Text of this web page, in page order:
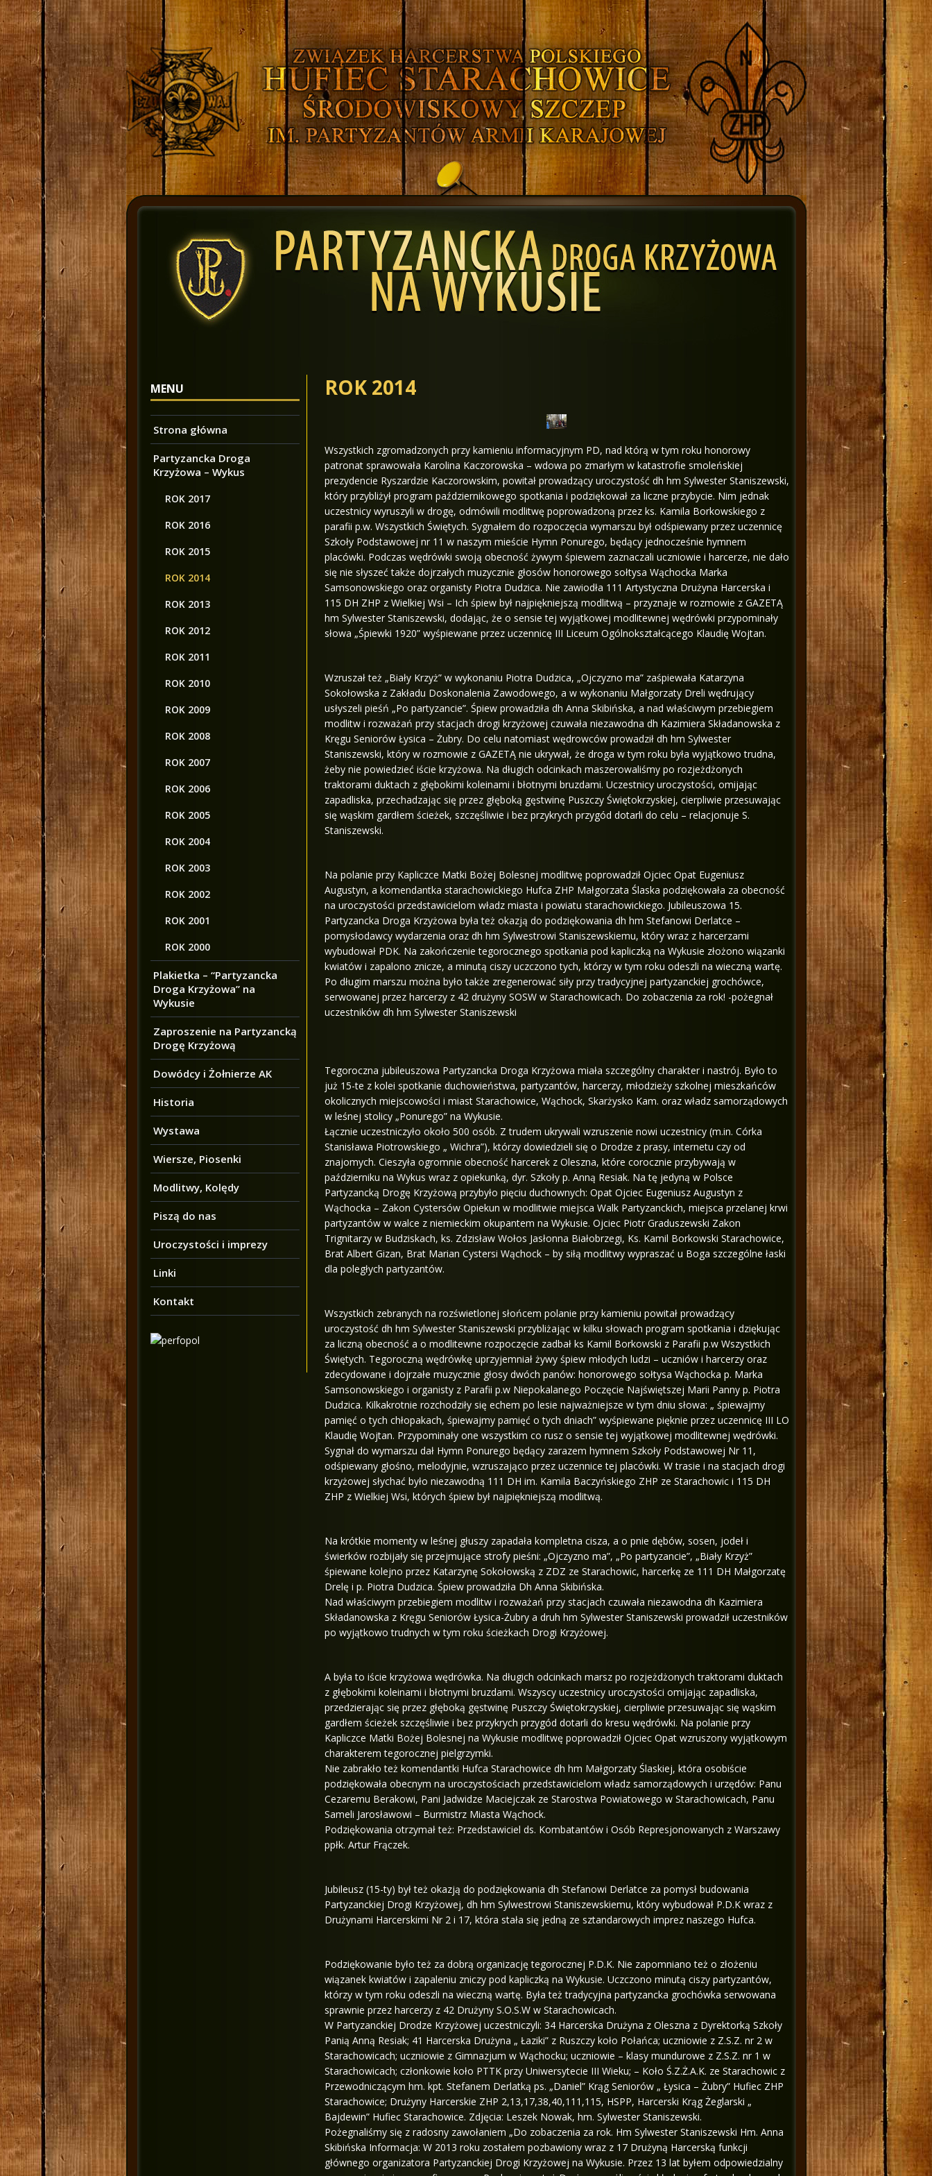
ROK 2014
Wszystkich zgromadzonych przy kamieniu informacyjnym PD, nad którą w tym roku honorowy
patronat sprawowała Karolina Kaczorowska – wdowa po zmarłym w katastrofie smoleńskiej
prezydencie Ryszardzie Kaczorowskim, powitał prowadzący uroczystość dh hm Sylwester Staniszewski,
który przybliżył program październikowego spotkania i podziękował za liczne przybycie. Nim jednak
uczestnicy wyruszyli w drogę, odmówili modlitwę poprowadzoną przez ks. Kamila Borkowskiego z
parafii p.w. Wszystkich Świętych. Sygnałem do rozpoczęcia wymarszu był odśpiewany przez uczennicę
Szkoły Podstawowej nr 11 w naszym mieście Hymn Ponurego, będący jednocześnie hymnem
placówki. Podczas wędrówki swoją obecność żywym śpiewem zaznaczali uczniowie i harcerze, nie dało
się nie słyszeć także dojrzałych muzycznie głosów honorowego sołtysa Wąchocka Marka
Samsonowskiego oraz organisty Piotra Dudzica. Nie zawiodła 111 Artystyczna Drużyna Harcerska i
115 DH ZHP z Wielkiej Wsi – Ich śpiew był najpiękniejszą modlitwą – przyznaje w rozmowie z GAZETĄ
hm Sylwester Staniszewski, dodając, że o sensie tej wyjątkowej modlitewnej wędrówki przypominały
słowa „Śpiewki 1920” wyśpiewane przez uczennicę III Liceum Ogólnokształcącego Klaudię Wojtan.
Wzruszał też „Biały Krzyż” w wykonaniu Piotra Dudzica, „Ojczyzno ma” zaśpiewała Katarzyna
Sokołowska z Zakładu Doskonalenia Zawodowego, a w wykonaniu Małgorzaty Dreli wędrujący
usłyszeli pieśń „Po partyzancie”. Śpiew prowadziła dh Anna Skibińska, a nad właściwym przebiegiem
modlitw i rozważań przy stacjach drogi krzyżowej czuwała niezawodna dh Kazimiera Składanowska z
Kręgu Seniorów Łysica – Żubry. Do celu natomiast wędrowców prowadził dh hm Sylwester
Staniszewski, który w rozmowie z GAZETĄ nie ukrywał, że droga w tym roku była wyjątkowo trudna,
żeby nie powiedzieć iście krzyżowa. Na długich odcinkach maszerowaliśmy po rozjeżdżonych
traktorami duktach z głębokimi koleinami i błotnymi bruzdami. Uczestnicy uroczystości, omijając
zapadliska, przechadzając się przez głęboką gęstwinę Puszczy Świętokrzyskiej, cierpliwie przesuwając
się wąskim gardłem ścieżek, szczęśliwie i bez przykrych przygód dotarli do celu – relacjonuje S.
Staniszewski.
Na polanie przy Kapliczce Matki Bożej Bolesnej modlitwę poprowadził Ojciec Opat Eugeniusz
Augustyn, a komendantka starachowickiego Hufca ZHP Małgorzata Ślaska podziękowała za obecność
na uroczystości przedstawicielom władz miasta i powiatu starachowickiego. Jubileuszowa 15.
Partyzancka Droga Krzyżowa była też okazją do podziękowania dh hm Stefanowi Derlatce –
pomysłodawcy wydarzenia oraz dh hm Sylwestrowi Staniszewskiemu, który wraz z harcerzami
wybudował PDK. Na zakończenie tegorocznego spotkania pod kapliczką na Wykusie złożono wiązanki
kwiatów i zapalono znicze, a minutą ciszy uczczono tych, którzy w tym roku odeszli na wieczną wartę.
Po długim marszu można było także zregenerować siły przy tradycyjnej partyzanckiej grochówce,
serwowanej przez harcerzy z 42 drużyny SOSW w Starachowicach. Do zobaczenia za rok! -pożegnał
uczestników dh hm Sylwester Staniszewski
Tegoroczna jubileuszowa Partyzancka Droga Krzyżowa miała szczególny charakter i nastrój. Było to
już 15-te z kolei spotkanie duchowieństwa, partyzantów, harcerzy, młodzieży szkolnej mieszkańców
okolicznych miejscowości i miast Starachowice, Wąchock, Skarżysko Kam. oraz władz samorządowych
w leśnej stolicy „Ponurego” na Wykusie.
Łącznie uczestniczyło około 500 osób. Z trudem ukrywali wzruszenie nowi uczestnicy (m.in. Córka
Stanisława Piotrowskiego „ Wichra”), którzy dowiedzieli się o Drodze z prasy, internetu czy od
znajomych. Cieszyła ogromnie obecność harcerek z Oleszna, które corocznie przybywają w
październiku na Wykus wraz z opiekunką, dyr. Szkoły p. Anną Resiak. Na tę jedyną w Polsce
Partyzancką Drogę Krzyżową przybyło pięciu duchownych: Opat Ojciec Eugeniusz Augustyn z
Wąchocka – Zakon Cystersów Opiekun w modlitwie miejsca Walk Partyzanckich, miejsca przelanej krwi
partyzantów w walce z niemieckim okupantem na Wykusie. Ojciec Piotr Graduszewski Zakon
Trignitarzy w Budziskach, ks. Zdzisław Wołos Jasłonna Białobrzegi, Ks. Kamil Borkowski Starachowice,
Brat Albert Gizan, Brat Marian Cystersi Wąchock – by siłą modlitwy wypraszać u Boga szczególne łaski
dla poległych partyzantów.
Wszystkich zebranych na rozświetlonej słońcem polanie przy kamieniu powitał prowadzący
uroczystość dh hm Sylwester Staniszewski przybliżając w kilku słowach program spotkania i dziękując
za liczną obecność a o modlitewne rozpoczęcie zadbał ks Kamil Borkowski z Parafii p.w Wszystkich
Świętych. Tegoroczną wędrówkę uprzyjemniał żywy śpiew młodych ludzi – uczniów i harcerzy oraz
zdecydowane i dojrzałe muzycznie głosy dwóch panów: honorowego sołtysa Wąchocka p. Marka
Samsonowskiego i organisty z Parafii p.w Niepokalanego Poczęcie Najświętszej Marii Panny p. Piotra
Dudzica. Kilkakrotnie rozchodziły się echem po lesie najważniejsze w tym dniu słowa: „ śpiewajmy
pamięć o tych chłopakach, śpiewajmy pamięć o tych dniach” wyśpiewane pięknie przez uczennicę III LO
Klaudię Wojtan. Przypominały one wszystkim co rusz o sensie tej wyjątkowej modlitewnej wędrówki.
Sygnał do wymarszu dał Hymn Ponurego będący zarazem hymnem Szkoły Podstawowej Nr 11,
odśpiewany głośno, melodyjnie, wzruszająco przez uczennice tej placówki. W trasie i na stacjach drogi
krzyżowej słychać było niezawodną 111 DH im. Kamila Baczyńskiego ZHP ze Starachowic i 115 DH
ZHP z Wielkiej Wsi, których śpiew był najpiękniejszą modlitwą.
Na krótkie momenty w leśnej głuszy zapadała kompletna cisza, a o pnie dębów, sosen, jodeł i
świerków rozbijały się przejmujące strofy pieśni: „Ojczyzno ma”, „Po partyzancie”, „Biały Krzyż”
śpiewane kolejno przez Katarzynę Sokołowską z ZDZ ze Starachowic, harcerkę ze 111 DH Małgorzatę
Drelę i p. Piotra Dudzica. Śpiew prowadziła Dh Anna Skibińska.
Nad właściwym przebiegiem modlitw i rozważań przy stacjach czuwała niezawodna dh Kazimiera
Składanowska z Kręgu Seniorów Łysica-Żubry a druh hm Sylwester Staniszewski prowadził uczestników
po wyjątkowo trudnych w tym roku ścieżkach Drogi Krzyżowej.
A była to iście krzyżowa wędrówka. Na długich odcinkach marsz po rozjeżdżonych traktorami duktach
z głębokimi koleinami i błotnymi bruzdami. Wszyscy uczestnicy uroczystości omijając zapadliska,
przedzierając się przez głęboką gęstwinę Puszczy Świętokrzyskiej, cierpliwie przesuwając się wąskim
gardłem ścieżek szczęśliwie i bez przykrych przygód dotarli do kresu wędrówki. Na polanie przy
Kapliczce Matki Bożej Bolesnej na Wykusie modlitwę poprowadził Ojciec Opat wzruszony wyjątkowym
charakterem tegorocznej pielgrzymki.
Nie zabrakło też komendantki Hufca Starachowice dh hm Małgorzaty Ślaskiej, która osobiście
podziękowała obecnym na uroczystościach przedstawicielom władz samorządowych i urzędów: Panu
Cezaremu Berakowi, Pani Jadwidze Maciejczak ze Starostwa Powiatowego w Starachowicach, Panu
Sameli Jarosławowi – Burmistrz Miasta Wąchock.
Podziękowania otrzymał też: Przedstawiciel ds. Kombatantów i Osób Represjonowanych z Warszawy
ppłk. Artur Frączek.
Jubileusz (15-ty) był też okazją do podziękowania dh Stefanowi Derlatce za pomysł budowania
Partyzanckiej Drogi Krzyżowej, dh hm Sylwestrowi Staniszewskiemu, który wybudował P.D.K wraz z
Drużynami Harcerskimi Nr 2 i 17, która stała się jedną ze sztandarowych imprez naszego Hufca.
Podziękowanie było też za dobrą organizację tegorocznej P.D.K. Nie zapomniano też o złożeniu
wiązanek kwiatów i zapaleniu zniczy pod kapliczką na Wykusie. Uczczono minutą ciszy partyzantów,
którzy w tym roku odeszli na wieczną wartę. Była też tradycyjna partyzancka grochówka serwowana
sprawnie przez harcerzy z 42 Drużyny S.O.S.W w Starachowicach.
W Partyzanckiej Drodze Krzyżowej uczestniczyli: 34 Harcerska Drużyna z Oleszna z Dyrektorką Szkoły
Panią Anną Resiak; 41 Harcerska Drużyna „ Łaziki” z Ruszczy koło Połańca; uczniowie z Z.S.Z. nr 2 w
Starachowicach; uczniowie z Gimnazjum w Wąchocku; uczniowie – klasy mundurowe z Z.S.Z. nr 1 w
Starachowicach; członkowie koło PTTK przy Uniwersytecie III Wieku; – Koło Ś.Z.Ż.A.K. ze Starachowic z
Przewodniczącym hm. kpt. Stefanem Derlatką ps. „Daniel” Krąg Seniorów „ Łysica – Żubry” Hufiec ZHP
Starachowice; Drużyny Harcerskie ZHP 2,13,17,38,40,111,115, HSPP, Harcerski Krąg Żeglarski „
Bajdewin” Hufiec Starachowice. Zdjęcia: Leszek Nowak, hm. Sylwester Staniszewski.
Pożegnaliśmy się z radosny zawołaniem „Do zobaczenia za rok. Hm Sylwester Staniszewski Hm. Anna
Skibińska Informacja: W 2013 roku zostałem pozbawiony wraz z 17 Drużyną Harcerską funkcji
głównego organizatora Partyzanckiej Drogi Krzyżowej na Wykusie. Przez 13 lat byłem odpowiedzialny
MENU
Strona główna
Partyzancka Droga
Krzyżowa – Wykus
ROK 2017
ROK 2016
ROK 2015
ROK 2014
ROK 2013
ROK 2012
ROK 2011
ROK 2010
ROK 2009
ROK 2008
ROK 2007
ROK 2006
ROK 2005
ROK 2004
ROK 2003
ROK 2002
ROK 2001
ROK 2000
Plakietka – “Partyzancka
Droga Krzyżowa” na
Wykusie
Zaproszenie na Partyzancką
Drogę Krzyżową
Dowódcy i Żołnierze AK
Historia
Wystawa
Wiersze, Piosenki
Modlitwy, Kolędy
Piszą do nas
Uroczystości i imprezy
Linki
Kontakt